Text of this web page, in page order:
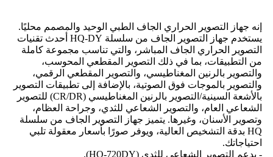
إنه جهاز التصوير الحراري الجاف الطبي الوحيد والمصمم محليًا.
يستخدم جهاز التصوير الجاف من سلسلة HQ-DY أحدث تقنيات
التصوير الحراري الجاف المباشر، والتي تناسب مجموعة كاملة
من التطبيقات، بما في ذلك التصوير المقطعي المحوسب،
والتصوير بالرنين المغناطيسي، والتصوير المقطعي الرقمي،
والتصوير بالموجات فوق الصوتية، بالإضافة إلى تطبيقات التصوير
بالأشعة السينية/التصوير بالرنين المغناطيسي (CR/DR) للتصوير
الشعاعي العام، والتصوير الشعاعي للثدي، وجراحة العظام،
وتصوير الأسنان، وغيرها. يتميز جهاز التصوير الجاف من سلسلة
HQ بدقة التشخيص العالية، ويوفر صورًا بأسعار معقولة تلبي
احتياجاتك.
- يدعم التصوير الشعاعي للثدي (HQ-720DY).